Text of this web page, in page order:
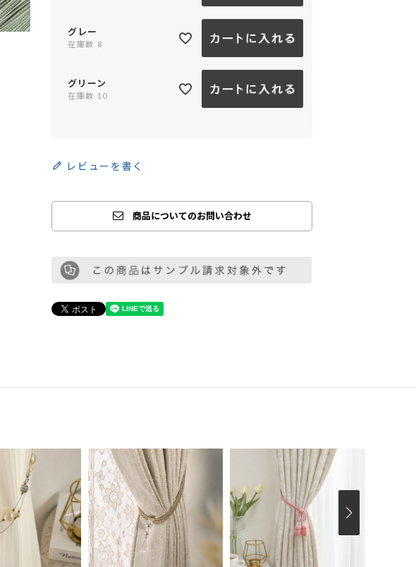
グレー
在庫数 8
グリーン
在庫数 10
レビューを書く
商品についてのお問い合わせ